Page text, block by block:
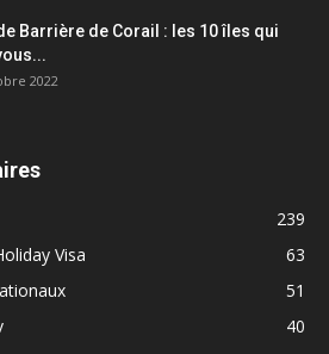
Barrière de Corail : les 10 îles qui
2022
239
Visa
63
51
40